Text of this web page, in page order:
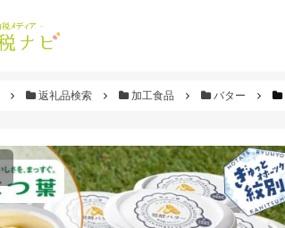
返礼品検索 加工食品 バター